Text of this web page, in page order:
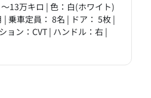
13万キロ | 色：白(ホワイト)
乗車定員： 8名 | ドア： 5枚 |
ョン：CVT | ハンドル：右 |